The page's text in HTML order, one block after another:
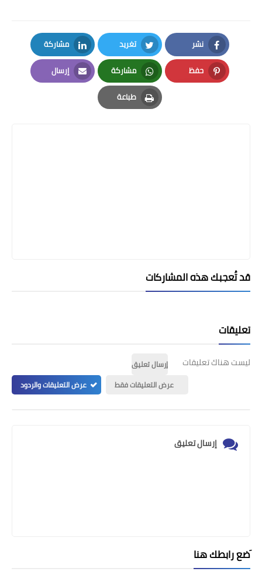
نشر
Facebook
تغريد
Twitter
مشاركة
LinkedIn
حفظ
Pinterest
مشاركة
Whatsapp
إرسال
Email
طباعة
Print
قد تُعجبك هذه المشاركات
تعليقات
ليست هناك تعليقات
إرسال تعليق
عرض التعليقات فقط
عرض التعليقات والردود
إرسال تعليق
َضع رابطك هنا